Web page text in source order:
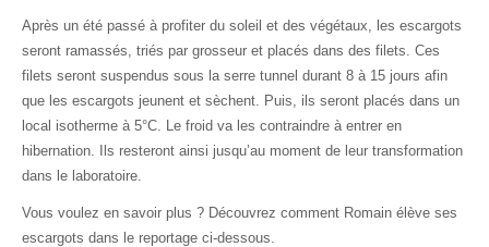
Après un été passé à profiter du soleil et des végétaux, les escargots
seront ramassés, triés par grosseur et placés dans des filets. Ces
filets seront suspendus sous la serre tunnel durant 8 à 15 jours afin
que les escargots jeunent et sèchent. Puis, ils seront placés dans un
local isotherme à 5°C. Le froid va les contraindre à entrer en
hibernation. Ils resteront ainsi jusqu’au moment de leur transformation
dans le laboratoire.
Vous voulez en savoir plus ? Découvrez comment Romain élève ses
escargots dans le reportage ci-dessous.